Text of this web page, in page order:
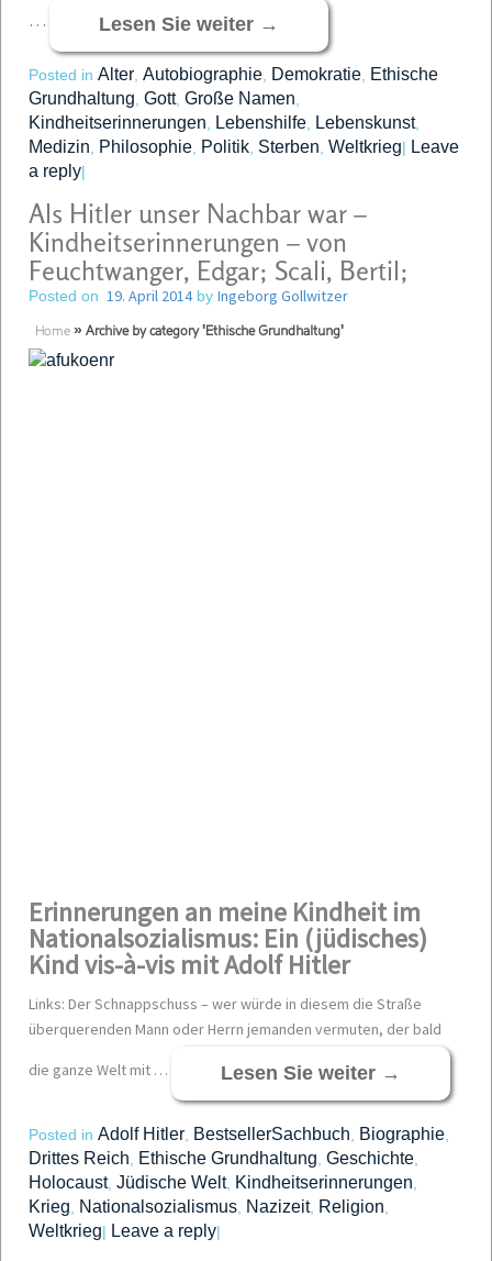
… Lesen Sie weiter →
Posted in Alter Autobiographie Demokratie Ethische
Grundhaltung Gott, Große Namen
Kindheitserinnerungen Lebenshilfe Lebenskunst,
Medizin Philosophie Politik Sterben Weltkrieg| Leave
a reply|
Als Hitler unser Nachbar war –
Kindheitserinnerungen – von
Feuchtwanger, Edgar; Scali, Bertil;
Posted on 19. April 2014by Ingeborg Gollwitzer
Home » Archive by category 'Ethische Grundhaltung'
Erinnerungen an meine Kindheit im
Nationalsozialismus: Ein (jüdisches)
Kind vis-à-vis mit Adolf Hitler
Links: Der Schnappschuss – wer würde in diesem die Straße
überquerenden Mann oder Herrn jemanden vermuten, der bald
die ganze Welt mit … Lesen Sie weiter →
Posted in Adolf Hitler BestsellerSachbuch Biographie
Drittes Reich Ethische Grundhaltung Geschichte
Holocaust, Jüdische Welt, Kindheitserinnerungen
Krieg Nationalsozialismus Nazizeit, Religion
Weltkrieg| Leave a reply|